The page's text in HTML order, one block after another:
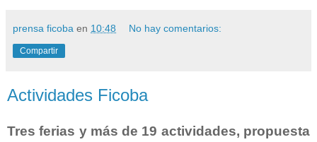
prensa ficoba en 10:48 No hay comentarios:
Compartir
Actividades Ficoba
Tres ferias y más de 19 actividades, propuesta